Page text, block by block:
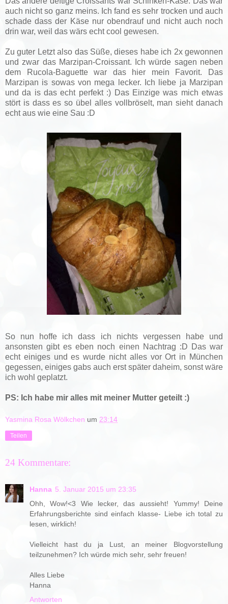
auch nicht so ganz meins. Ich fand es sehr trocken und auch
schade dass der Käse nur obendrauf und nicht auch noch
drin war, weil das wärs echt cool gewesen.
Zu guter Letzt also das Süße, dieses habe ich 2x gewonnen
und zwar das Marzipan-Croissant. Ich würde sagen neben
dem Rucola-Baguette war das hier mein Favorit. Das
Marzipan is sowas von mega lecker. Ich liebe ja Marzipan
und da is das echt perfekt :) Das Einzige was mich etwas
stört is dass es so übel alles vollbröselt, man sieht danach
echt aus wie eine Sau :D
So nun hoffe ich dass ich nichts vergessen habe und
ansonsten gibt es eben noch einen Nachtrag :D Das war
echt einiges und es wurde nicht alles vor Ort in München
gegessen, einiges gabs auch erst später daheim, sonst wäre
ich wohl geplatzt.
PS: Ich habe mir alles mit meiner Mutter geteilt :)
Yasmina Rosa Wölkchen um 23:14
Teilen
24 Kommentare:
Hanna 5. Januar 2015 um 23:35
Ohh, Wow!<3 Wie lecker, das aussieht! Yummy! Deine
Erfahrungsberichte sind einfach klasse- Liebe ich total zu
lesen, wirklich!
Vielleicht hast du ja Lust, an meiner Blogvorstellung
teilzunehmen? Ich würde mich sehr, sehr freuen!
Alles Liebe
Hanna
Antworten